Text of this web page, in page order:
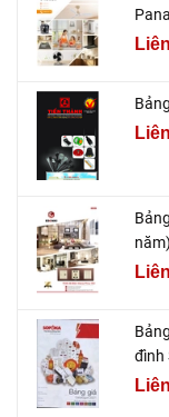
năm)
đình